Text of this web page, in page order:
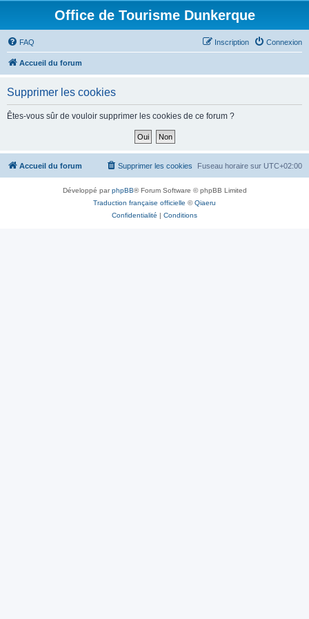
Office de Tourisme Dunkerque
FAQ Connexion
Inscription
Accueil du forum
Supprimer les cookies
Êtes-vous sûr de vouloir supprimer les cookies de ce forum ?
Accueil du forum Fuseau horaire sur UTC+02:00
Supprimer les cookies
Développé parphpBB® Forum Software © phpBB Limited
Traduction française officielle ©Qiaeru
Confidentialité | Conditions